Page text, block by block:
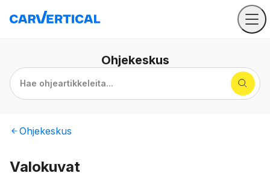
Ohjekeskus
Hae ohjeartikkeleita...
Ohjekeskus
Valokuvat